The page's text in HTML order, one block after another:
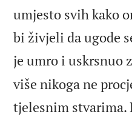
umjesto svih kako
bi živjeli da ugode
je umro i uskrsnuo
više nikoga ne
tjelesnim stvarima.